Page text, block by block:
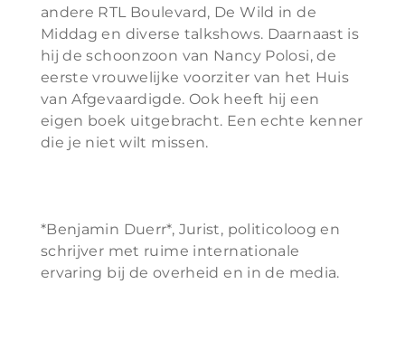
andere RTL Boulevard, De Wild in de
Middag en diverse talkshows. Daarnaast is
hij de schoonzoon van Nancy Polosi, de
eerste vrouwelijke voorziter van het Huis
van Afgevaardigde. Ook heeft hij een
eigen boek uitgebracht. Een echte kenner
die je niet wilt missen.
*Benjamin Duerr*, Jurist, politicoloog en
schrijver met ruime internationale
ervaring bij de overheid en in de media.